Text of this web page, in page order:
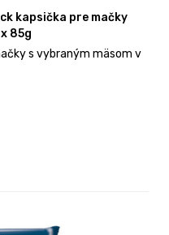
kapsička pre mačky
85g
s vybraným mäsom v